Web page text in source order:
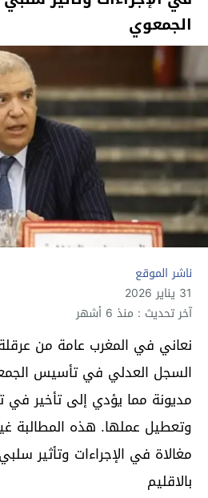
الجمعوي
ناشر الموقع
31 يناير 2026
آخر تحديث : منذ 6 أشهر
نعاني في المغرب عامة من
السجل العدلي في تأسيس
مديونة مما يؤدي إلى تأخير في
وتعطيل عملها. هذه المطالبة
مغالاة في الإجراءات وتأثير
بالاقليم